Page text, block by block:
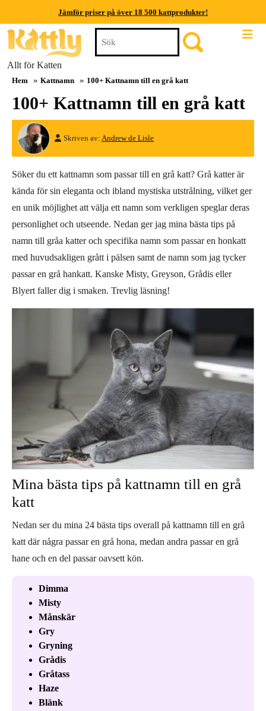
Jämför priser på över 18 500 kattprodukter!
Jämför priser på över 18 500 kattprodukter!
Jämför priser på över 18 500 kattprodukter!
Jämför priser på över 18 500 kattprodukter!
Jämför priser på över 18 500 kattprodukter!
Skip
Allt för Katten
for:
Hem » Kattnamn » 100+ Kattnamn till en grå katt
100+ Kattnamn till en grå katt
Skriven av: Andrew de LisleAndrew
Lisle
Söker du ett kattnamn som passar till en grå katt? Grå katter är
kända för sin eleganta och ibland mystiska utstrålning, vilket ger
en unik möjlighet att välja ett namn som verkligen speglar deras
personlighet och utseende. Nedan ger jag mina bästa tips på
namn till gråa katter och specifika namn som passar en honkatt
med huvudsakligen grått i pälsen samt de namn som jag tycker
passar en grå hankatt. Kanske Misty, Greyson, Grådis eller
Blyert faller dig i smaken. Trevlig läsning!
Mina bästa tips på kattnamn till en grå
katt
Nedan ser du mina 24 bästa tips overall på kattnamn till en grå
katt där några passar en grå hona, medan andra passar en grå
hane och en del passar oavsett kön.
Dimma
Misty
Månskär
Gry
Gryning
Grådis
Gråtass
Haze
Blänk